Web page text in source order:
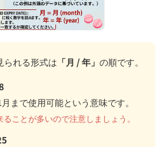
られる形式は 「月 / 年」 の順です。
まで使用可能という意味です。
ことが多いので注意しましょう。